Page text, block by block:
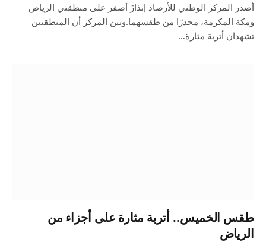
أصدر المركز الوطني للأرصاد إنذارً أصفر على منطقتي الرياض
ومكة المكرمة، محذرًا من طقسهما.وبين المركز أن المنطقتين
تشهدان أتربة مثارة…
طقس الخميس.. أتربة مثارة على أجزاء من
الرياض